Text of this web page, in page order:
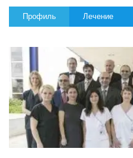
Профиль Лечение